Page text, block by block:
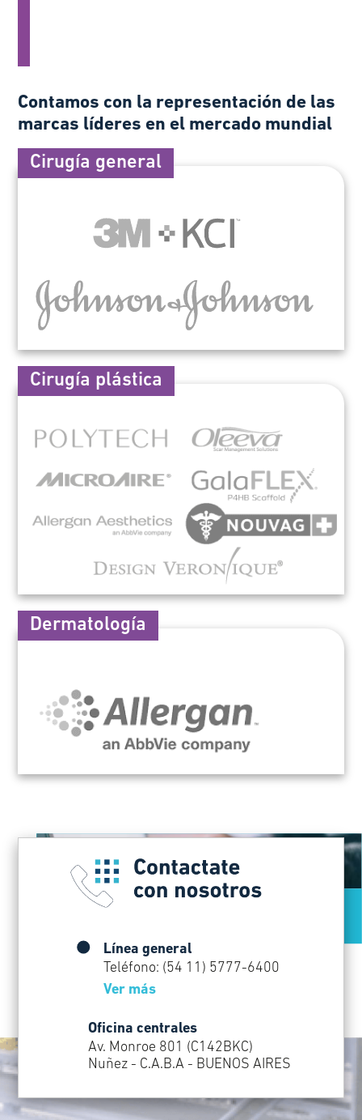
Contamos con la representación de las
marcas líderes en el mercado mundial
Cirugía general
Cirugía plástica
Dermatología
Línea general
Teléfono: (54 11) 5777-6400
Ver más
Oficina centrales
Av. Monroe 801 (C142BKC)
Nuñez - C.A.B.A - BUENOS AIRES